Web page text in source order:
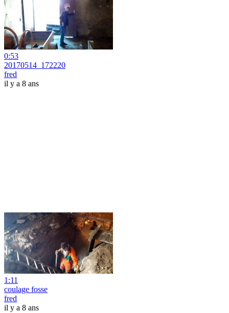
0:53
20170514_172220
fred
il y a 8 ans
1:11
coulage fosse
fred
il y a 8 ans